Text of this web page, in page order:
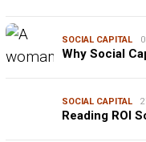
SOCIAL CAPITAL
Why Social
SOCIAL CAPITAL
Reading ROI